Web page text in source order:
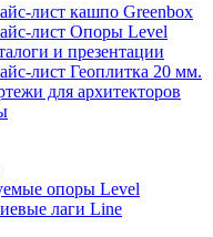
лист кашпо Greenbox
лист Опоры Level
и презентации
лист Геоплитка 20 мм.
для архитекторов
опоры Level
лаги Line